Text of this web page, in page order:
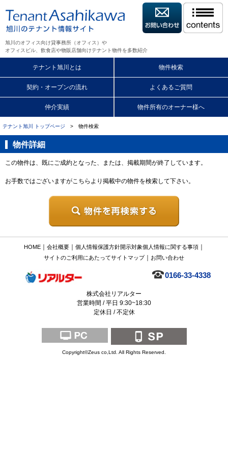
旭川のオフィス向け貸事務所（オフィス）や
オフィスビル、飲食店や物販店舗向けテナント物件を多数紹介
テナント旭川とは 物件検索
契約・オープンの流れ よくあるご質問
仲介実績 物件所有のオーナー様へ
テナント旭川 トップページ > 物件検索
物件詳細
この物件は、既にご成約となった、または、掲載期間が終了しています。
お手数ではございますがこちらより掲載中の物件を検索して下さい。
HOME｜ 会社概要｜ 個人情報保護方針開示対象個人情報に関する事項｜
サイトのご利用にあたってサイトマップ｜ お問い合わせ
0166-33-4338
株式会社リアルター
営業時間 / 平日 9:30~18:30
定休日 / 不定休
Copyright©Zeus co,Ltd. All Rights Reserved.